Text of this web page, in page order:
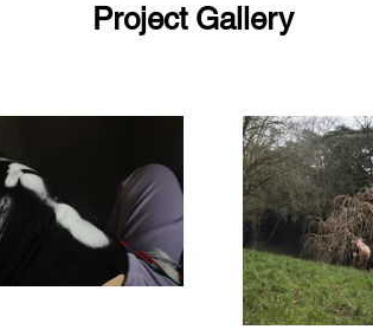
Project Gallery